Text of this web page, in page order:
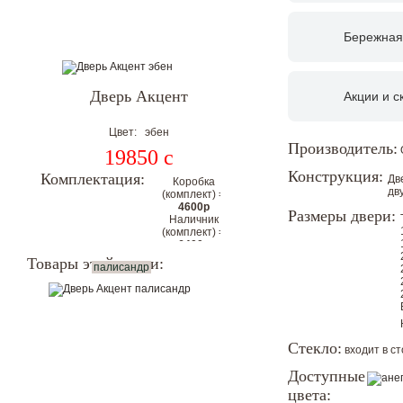
Дверь Акцент
Цвет: эбен
19850 c
Комплектация:
Коробка
(комплект) =
4600р
Наличник
(комплект) =
6400р
коробкой и
Товары этой серии:
палисандр
Акции и
Производитель:
Конструкция:
Размеры двери:
Стекло: входит в
Доступные
цвета: